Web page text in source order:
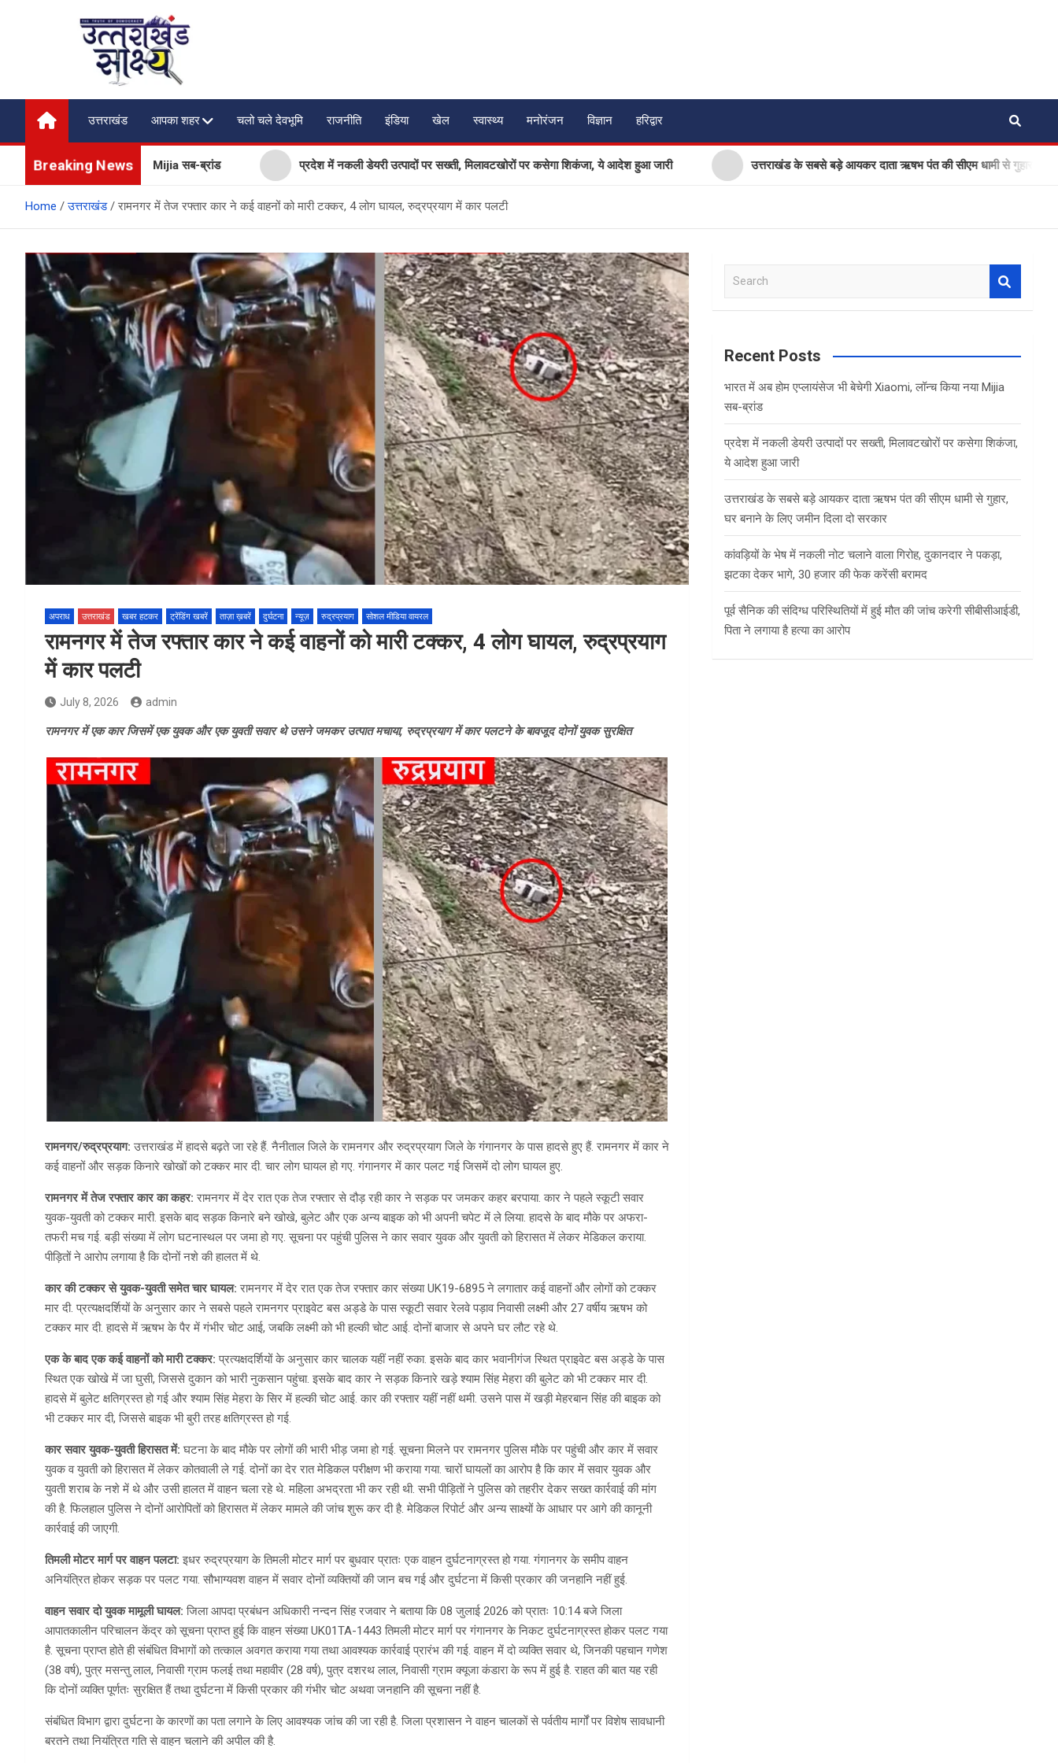
Uttarakhand Shakshya
My News Portal
उत्तराखंड
आपका शहर चलो चले देवभूमि राजनीति इंडिया खेल स्वास्थ्य मनोरंजन विज्ञान हरिद्वार
Breaking News
लॉन्च किया नया Mijia सब-ब्रांड प्रदेश में नकली डेयरी उत्पादों पर सख्ती, मिलावटखोरों पर कसेगा शिकंजा, ये आदेश हुआ जारी उत्तराखंड के सबसे बड़े आयकर दाता ऋषभ पंत की सीएम धामी से गुहार, घर बनाने के लिए
Home उत्तराखंड रामनगर में तेज रफ्तार कार ने कई वाहनों को मारी टक्कर, 4 लोग घायल, रुद्रप्रयाग में कार पलटी
अपराध उत्तराखंड खबर हटकर ट्रेंडिंग खबरें ताज़ा ख़बरें दुर्घटना न्यूज़ रुद्रप्रयाग सोशल मीडिया वायरल
रामनगर में तेज रफ्तार कार ने कई वाहनों को मारी टक्कर, 4 लोग घायल, रुद्रप्रयाग
में कार पलटी
July 8, 2026 admin
रामनगर में एक कार जिसमें एक युवक और एक युवती सवार थे उसने जमकर उत्पात मचाया, रुद्रप्रयाग में कार पलटने के बावजूद दोनों युवक सुरक्षित
रामनगर/रुद्रप्रयाग: उत्तराखंड में हादसे बढ़ते जा रहे हैं. नैनीताल जिले के रामनगर और रुद्रप्रयाग जिले के गंगानगर के पास हादसे हुए हैं. रामनगर में कार ने
कई वाहनों और सड़क किनारे खोखों को टक्कर मार दी. चार लोग घायल हो गए. गंगानगर में कार पलट गई जिसमें दो लोग घायल हुए.
रामनगर में तेज रफ्तार कार का कहर: रामनगर में देर रात एक तेज रफ्तार से दौड़ रही कार ने सड़क पर जमकर कहर बरपाया. कार ने पहले स्कूटी सवार
युवक-युवती को टक्कर मारी. इसके बाद सड़क किनारे बने खोखे, बुलेट और एक अन्य बाइक को भी अपनी चपेट में ले लिया. हादसे के बाद मौके पर अफरा-
तफरी मच गई. बड़ी संख्या में लोग घटनास्थल पर जमा हो गए. सूचना पर पहुंची पुलिस ने कार सवार युवक और युवती को हिरासत में लेकर मेडिकल कराया.
पीड़ितों ने आरोप लगाया है कि दोनों नशे की हालत में थे.
कार की टक्कर से युवक-युवती समेत चार घायल: रामनगर में देर रात एक तेज रफ्तार कार संख्या UK19-6895 ने लगातार कई वाहनों और लोगों को टक्कर
मार दी. प्रत्यक्षदर्शियों के अनुसार कार ने सबसे पहले रामनगर प्राइवेट बस अड्डे के पास स्कूटी सवार रेलवे पड़ाव निवासी लक्ष्मी और 27 वर्षीय ऋषभ को
टक्कर मार दी. हादसे में ऋषभ के पैर में गंभीर चोट आई, जबकि लक्ष्मी को भी हल्की चोट आई. दोनों बाजार से अपने घर लौट रहे थे.
एक के बाद एक कई वाहनों को मारी टक्कर: प्रत्यक्षदर्शियों के अनुसार कार चालक यहीं नहीं रुका. इसके बाद कार भवानीगंज स्थित प्राइवेट बस अड्डे के पास
स्थित एक खोखे में जा घुसी, जिससे दुकान को भारी नुकसान पहुंचा. इसके बाद कार ने सड़क किनारे खड़े श्याम सिंह मेहरा की बुलेट को भी टक्कर मार दी.
हादसे में बुलेट क्षतिग्रस्त हो गई और श्याम सिंह मेहरा के सिर में हल्की चोट आई. कार की रफ्तार यहीं नहीं थमी. उसने पास में खड़ी मेहरबान सिंह की बाइक को
भी टक्कर मार दी, जिससे बाइक भी बुरी तरह क्षतिग्रस्त हो गई.
कार सवार युवक-युवती हिरासत में: घटना के बाद मौके पर लोगों की भारी भीड़ जमा हो गई. सूचना मिलने पर रामनगर पुलिस मौके पर पहुंची और कार में सवार
युवक व युवती को हिरासत में लेकर कोतवाली ले गई. दोनों का देर रात मेडिकल परीक्षण भी कराया गया. चारों घायलों का आरोप है कि कार में सवार युवक और
युवती शराब के नशे में थे और उसी हालत में वाहन चला रहे थे. महिला अभद्रता भी कर रही थी. सभी पीड़ितों ने पुलिस को तहरीर देकर सख्त कार्रवाई की मांग
की है. फिलहाल पुलिस ने दोनों आरोपितों को हिरासत में लेकर मामले की जांच शुरू कर दी है. मेडिकल रिपोर्ट और अन्य साक्ष्यों के आधार पर आगे की कानूनी
कार्रवाई की जाएगी.
तिमली मोटर मार्ग पर वाहन पलटा:इधर रुद्रप्रयाग के तिमली मोटर मार्ग पर बुधवार प्रातः एक वाहन दुर्घटनाग्रस्त हो गया. गंगानगर के समीप वाहन
अनियंत्रित होकर सड़क पर पलट गया. सौभाग्यवश वाहन में सवार दोनों व्यक्तियों की जान बच गई और दुर्घटना में किसी प्रकार की जनहानि नहीं हुई.
वाहन सवार दो युवक मामूली घायल: जिला आपदा प्रबंधन अधिकारी नन्दन सिंह रजवार ने बताया कि 08 जुलाई 2026 को प्रातः 10:14 बजे जिला
आपातकालीन परिचालन केंद्र को सूचना प्राप्त हुई कि वाहन संख्या UK01TA-1443 तिमली मोटर मार्ग पर गंगानगर के निकट दुर्घटनाग्रस्त होकर पलट गया
है. सूचना प्राप्त होते ही संबंधित विभागों को तत्काल अवगत कराया गया तथा आवश्यक कार्रवाई प्रारंभ की गई. वाहन में दो व्यक्ति सवार थे, जिनकी पहचान गणेश
(38 वर्ष), पुत्र मसन्तु लाल, निवासी ग्राम फलई तथा महावीर (28 वर्ष), पुत्र दशरथ लाल, निवासी ग्राम क्यूजा कंडारा के रूप में हुई है. राहत की बात यह रही
कि दोनों व्यक्ति पूर्णतः सुरक्षित हैं तथा दुर्घटना में किसी प्रकार की गंभीर चोट अथवा जनहानि की सूचना नहीं है.
संबंधित विभाग द्वारा दुर्घटना के कारणों का पता लगाने के लिए आवश्यक जांच की जा रही है. जिला प्रशासन ने वाहन चालकों से पर्वतीय मार्गों पर विशेष सावधानी
बरतने तथा नियंत्रित गति से वाहन चलाने की अपील की है.
a
c
Recent Posts
भारत में अब होम एप्लायंसेज भी बेचेगी Xiaomi, लॉन्च किया नया Mijia
सब-ब्रांड
प्रदेश में नकली डेयरी उत्पादों पर सख्ती, मिलावटखोरों पर कसेगा शिकंजा,
ये आदेश हुआ जारी
उत्तराखंड के सबसे बड़े आयकर दाता ऋषभ पंत की सीएम धामी से गुहार,
घर बनाने के लिए जमीन दिला दो सरकार
कांवड़ियों के भेष में नकली नोट चलाने वाला गिरोह, दुकानदार ने पकड़ा,
झटका देकर भागे, 30 हजार की फेक करेंसी बरामद
पूर्व सैनिक की संदिग्ध परिस्थितियों में हुई मौत की जांच करेगी सीबीसीआईडी,
पिता ने लगाया है हत्या का आरोप